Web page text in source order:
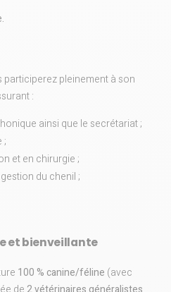
participerez pleinement à son
:
ainsi que le secrétariat ;
;
et en chirurgie ;
du chenil ;
et bienveillante
100 % canine/féline (avec